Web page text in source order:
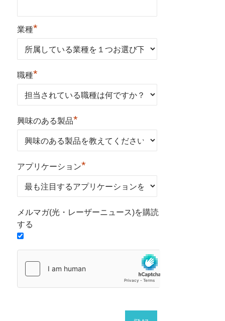
業種*
職種*
興味のある製品*
アプリケーション*
メルマガ(光・レーザーニュース)を購読
する